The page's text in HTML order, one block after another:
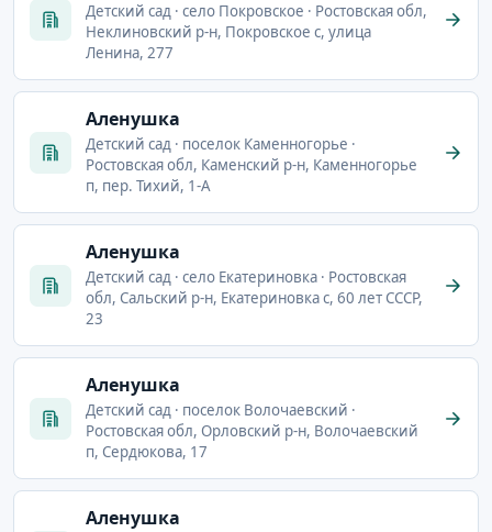
Детский сад · село Покровское · Ростовская обл,
Неклиновский р-н, Покровское с, улица
Ленина, 277
Аленушка
Детский сад · поселок Каменногорье ·
Ростовская обл, Каменский р-н, Каменногорье
п, пер. Тихий, 1-А
Аленушка
Детский сад · село Екатериновка · Ростовская
обл, Сальский р-н, Екатериновка с, 60 лет СССР,
23
Аленушка
Детский сад · поселок Волочаевский ·
Ростовская обл, Орловский р-н, Волочаевский
п, Сердюкова, 17
Аленушка